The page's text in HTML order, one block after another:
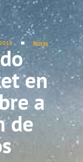
Novas
en
a
de